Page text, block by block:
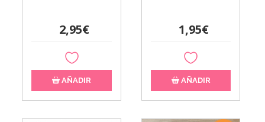
2,95€
AÑADIR
1,95€
AÑADIR